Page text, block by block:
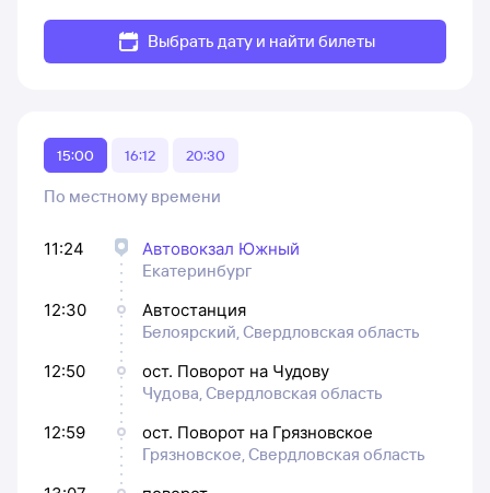
Выбрать дату и найти билеты
15:00 16:12 20:30
По местному времени
11:24
Автовокзал Южный
Екатеринбург
12:30
Автостанция
Белоярский, Свердловская область
12:50
ост. Поворот на Чудову
Чудова, Свердловская область
12:59
ост. Поворот на Грязновское
Грязновское, Свердловская область